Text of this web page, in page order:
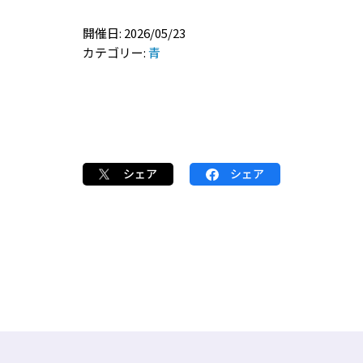
開催日: 2026/05/23
カテゴリー:青
シェア シェア